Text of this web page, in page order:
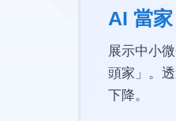
AI 當
展示中小
頭家」。
下降。